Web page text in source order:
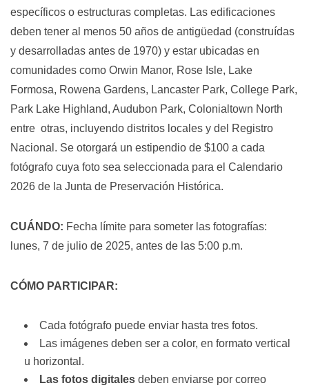
específicos o estructuras completas. Las edificaciones
deben tener al menos 50 años de antigüedad (construídas
y desarrolladas antes de 1970) y estar ubicadas en
comunidades como Orwin Manor, Rose Isle, Lake
Formosa, Rowena Gardens, Lancaster Park, College Park,
Park Lake Highland, Audubon Park, Colonialtown North
entre otras, incluyendo distritos locales y del Registro
Nacional. Se otorgará un estipendio de $100 a cada
fotógrafo cuya foto sea seleccionada para el Calendario
2026 de la Junta de Preservación Histórica.
CUÁNDO: Fecha límite para someter las fotografías:
lunes, 7 de julio de 2025, antes de las 5:00 p.m.
CÓMO PARTICIPAR:
Cada fotógrafo puede enviar hasta tres fotos.
Las imágenes deben ser a color, en formato vertical
u horizontal.
Las fotos digitales deben enviarse por correo